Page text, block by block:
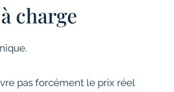
charge
pas forcément le prix réel